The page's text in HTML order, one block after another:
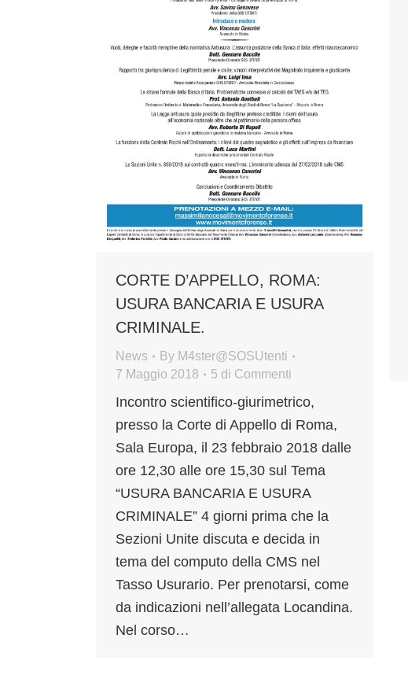
CORTE D’APPELLO, ROMA:
USURA BANCARIA E USURA
CRIMINALE.
News By M4ster@SOSUtenti
7 Maggio 2018
5 di Commenti
Incontro scientifico-giurimetrico,
presso la Corte di Appello di Roma,
Sala Europa, il 23 febbraio 2018 dalle
ore 12,30 alle ore 15,30 sul Tema
“USURA BANCARIA E USURA
CRIMINALE” 4 giorni prima che la
Sezioni Unite discuta e decida in
tema del computo della CMS nel
Tasso Usurario. Per prenotarsi, come
da indicazioni nell’allegata Locandina.
Nel corso…